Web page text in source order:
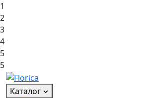
1
2
3
4
5
5
Каталог